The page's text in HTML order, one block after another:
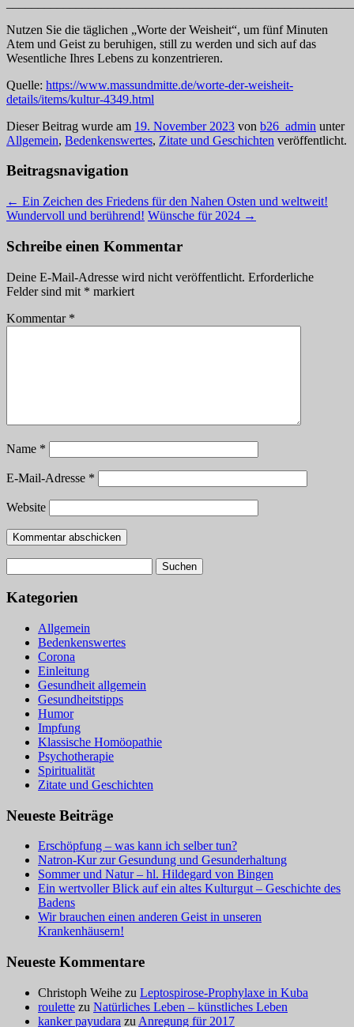
Nutzen Sie die täglichen „Worte der Weisheit“, um fünf Minuten
Atem und Geist zu beruhigen, still zu werden und sich auf das
Wesentliche Ihres Lebens zu konzentrieren.
Quelle: https://www.massundmitte.de/worte-der-weisheit-
details/items/kultur-4349.html
Dieser Beitrag wurde am 19. November 2023 von b26_admin unter
Allgemein, Bedenkenswertes, Zitate und Geschichten veröffentlicht.
Beitragsnavigation
← Ein Zeichen des Friedens für den Nahen Osten und weltweit!
Wundervoll und berührend! Wünsche für 2024 →
Schreibe einen Kommentar
Deine E-Mail-Adresse wird nicht veröffentlicht. Erforderliche
Felder sind mit * markiert
Kommentar *
Name *
E-Mail-Adresse *
Website
nach:
Kategorien
Allgemein
Bedenkenswertes
Corona
Einleitung
Gesundheit allgemein
Gesundheitstipps
Humor
Impfung
Klassische Homöopathie
Psychotherapie
Spiritualität
Zitate und Geschichten
Neueste Beiträge
Erschöpfung – was kann ich selber tun?
Natron-Kur zur Gesundung und Gesunderhaltung
Sommer und Natur – hl. Hildegard von Bingen
Ein wertvoller Blick auf ein altes Kulturgut – Geschichte des
Badens
Wir brauchen einen anderen Geist in unseren
Krankenhäusern!
Neueste Kommentare
Christoph Weihe zu Leptospirose-Prophylaxe in Kuba
roulette zu Natürliches Leben – künstliches Leben
kanker payudara zu Anregung für 2017